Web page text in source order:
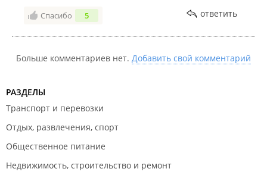
Спасибо 5 ответить
Больше комментариев нет. Добавить свой комментарий
РАЗДЕЛЫ
Транспорт и перевозки
Отдых, развлечения, спорт
Общественное питание
Недвижимость, строительство и ремонт